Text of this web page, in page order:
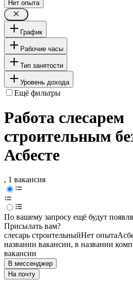
Нет опыта
График
Рабочие часы
Тип занятости
Уровень дохода
Ещё фильтры
Работа слесарем
строительным
Асбесте
, 1 вакансия
По вашему запросу ещё будут
Присылать вам?
слесарь строительныйНет опыта
названии вакансии, в названии
вакансии
В мессенджер
На почту